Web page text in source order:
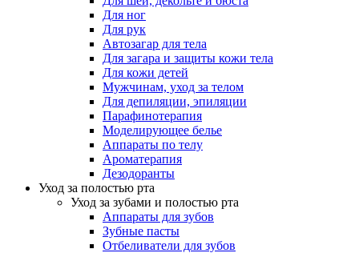
Для ног
Для рук
Автозагар для тела
Для загара и защиты кожи тела
Для кожи детей
Мужчинам, уход за телом
Для депиляции, эпиляции
Парафинотерапия
Моделирующее белье
Аппараты по телу
Ароматерапия
Дезодоранты
Уход за полостью рта
Уход за зубами и полостью рта
Аппараты для зубов
Зубные пасты
Отбеливатели для зубов